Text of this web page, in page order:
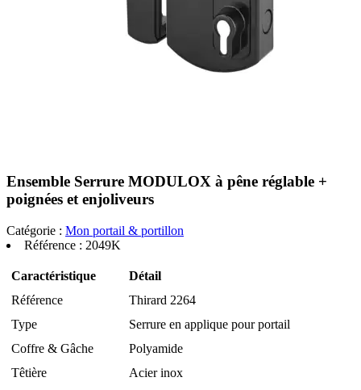
Ensemble Serrure MODULOX à pêne réglable +
poignées et enjoliveurs
Catégorie : Mon portail & portillon
Référence : 2049K
Caractéristique
Détail
Référence
Thirard 2264
Type
Serrure en applique pour portail
Coffre & Gâche
Polyamide
Têtière
Acier inox